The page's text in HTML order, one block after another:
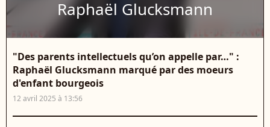
Raphaël Glucksmann
"Des parents intellectuels qu’on appelle par…" :
Raphaël Glucksmann marqué par des moeurs
d'enfant bourgeois
12 avril 2025 à 13:56